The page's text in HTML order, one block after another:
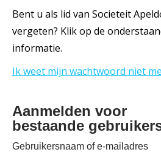
Bent u als lid van Societeit
vergeten? Klik op de
informatie.
Ik weet mijn wachtwoord niet
Aanmelden voor
bestaande
Gebruikersnaam of e-mailadres